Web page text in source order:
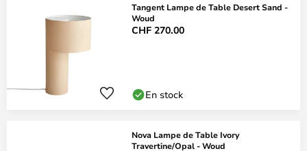
Tangent Lampe de Table Desert Sand -
Woud
CHF 270.00
En stock
Nova Lampe de Table Ivory
Travertine/Opal - Woud